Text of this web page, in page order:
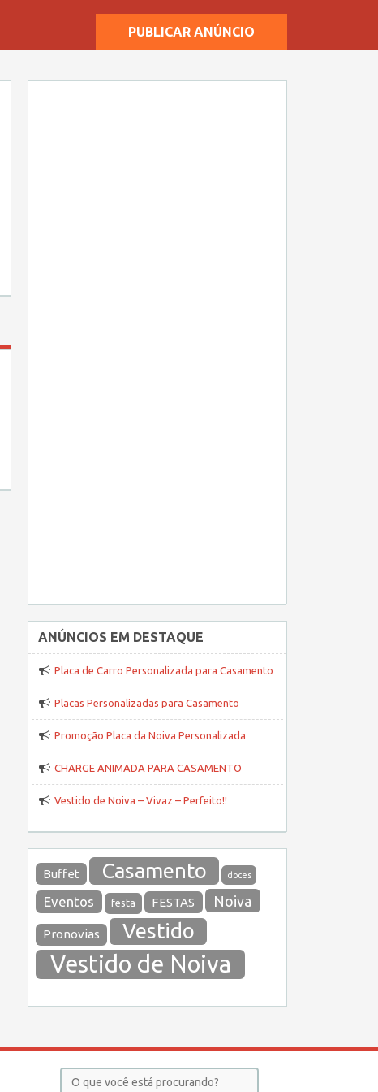
PUBLICAR ANÚNCIO
ANÚNCIOS EM DESTAQUE
Placa de Carro Personalizada para Casamento
Placas Personalizadas para Casamento
Promoção Placa da Noiva Personalizada
CHARGE ANIMADA PARA CASAMENTO
Vestido de Noiva – Vivaz – Perfeito!!
Buffet Casamento doces
Eventos festa FESTAS Noiva
Pronovias Vestido
Vestido de Noiva